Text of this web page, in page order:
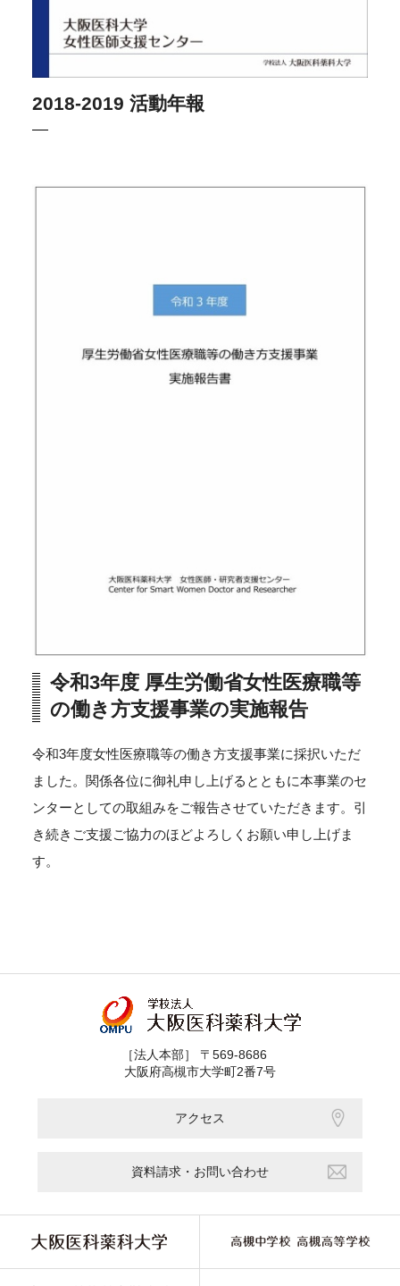
2018-2019 活動年報
令和3年度 厚生労働省女性医療職等
の働き方支援事業の実施報告
令和3年度女性医療職等の働き方支援事業に採択いただ
ました。関係各位に御礼申し上げるとともに本事業のセ
ンターとしての取組みをご報告させていただきます。引
き続きご支援ご協力のほどよろしくお願い申し上げま
す。
［法人本部］ 〒569-8686
大阪府高槻市大学町2番7号
アクセス
資料請求・お問い合わせ